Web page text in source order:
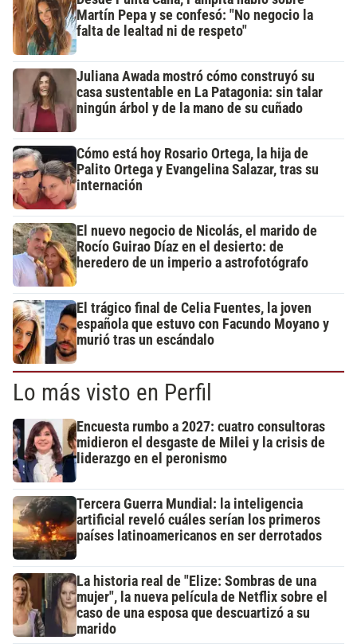
Martín Pepa y se confesó: "No negocio la
falta de lealtad ni de respeto"
Juliana Awada mostró cómo construyó su
casa sustentable en La Patagonia: sin talar
ningún árbol y de la mano de su cuñado
Cómo está hoy Rosario Ortega, la hija de
Palito Ortega y Evangelina Salazar, tras su
internación
El nuevo negocio de Nicolás, el marido de
Rocío Guirao Díaz en el desierto: de
heredero de un imperio a astrofotógrafo
El trágico final de Celia Fuentes, la joven
española que estuvo con Facundo Moyano y
murió tras un escándalo
Lo más visto en Perfil
Encuesta rumbo a 2027: cuatro consultoras
midieron el desgaste de Milei y la crisis de
liderazgo en el peronismo
Tercera Guerra Mundial: la inteligencia
artificial reveló cuáles serían los primeros
países latinoamericanos en ser derrotados
La historia real de "Elize: Sombras de una
mujer", la nueva película de Netflix sobre el
caso de una esposa que descuartizó a su
marido